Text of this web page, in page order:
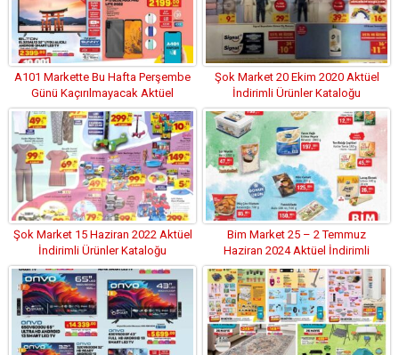
A101 Markette Bu Hafta Perşembe
Günü Kaçırılmayacak Aktüel
İndirimleri (10.02.2022)
Şok Market 20 Ekim 2020 Aktüel
İndirimli Ürünler Kataloğu
Şok Market 15 Haziran 2022 Aktüel
İndirimli Ürünler Kataloğu
Bim Market 25 – 2 Temmuz
Haziran 2024 Aktüel İndirimli
Ürünler Kataloğu